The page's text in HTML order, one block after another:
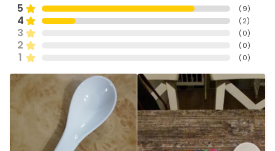
5 (9)
4 (2)
3 (0)
2 (0)
1 (0)